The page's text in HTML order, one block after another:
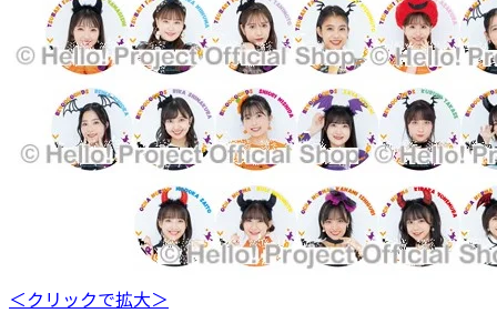
＜クリックで拡大＞